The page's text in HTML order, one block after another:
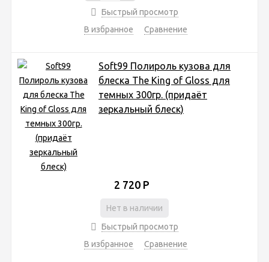
Быстрый просмотр
В избранное
Сравнение
Soft99 Полироль кузова для
блеска The King of Gloss для
темных 300гр. (придаёт
зеркальный блеск)
2 720 Р
Нет в наличии
Быстрый просмотр
В избранное
Сравнение